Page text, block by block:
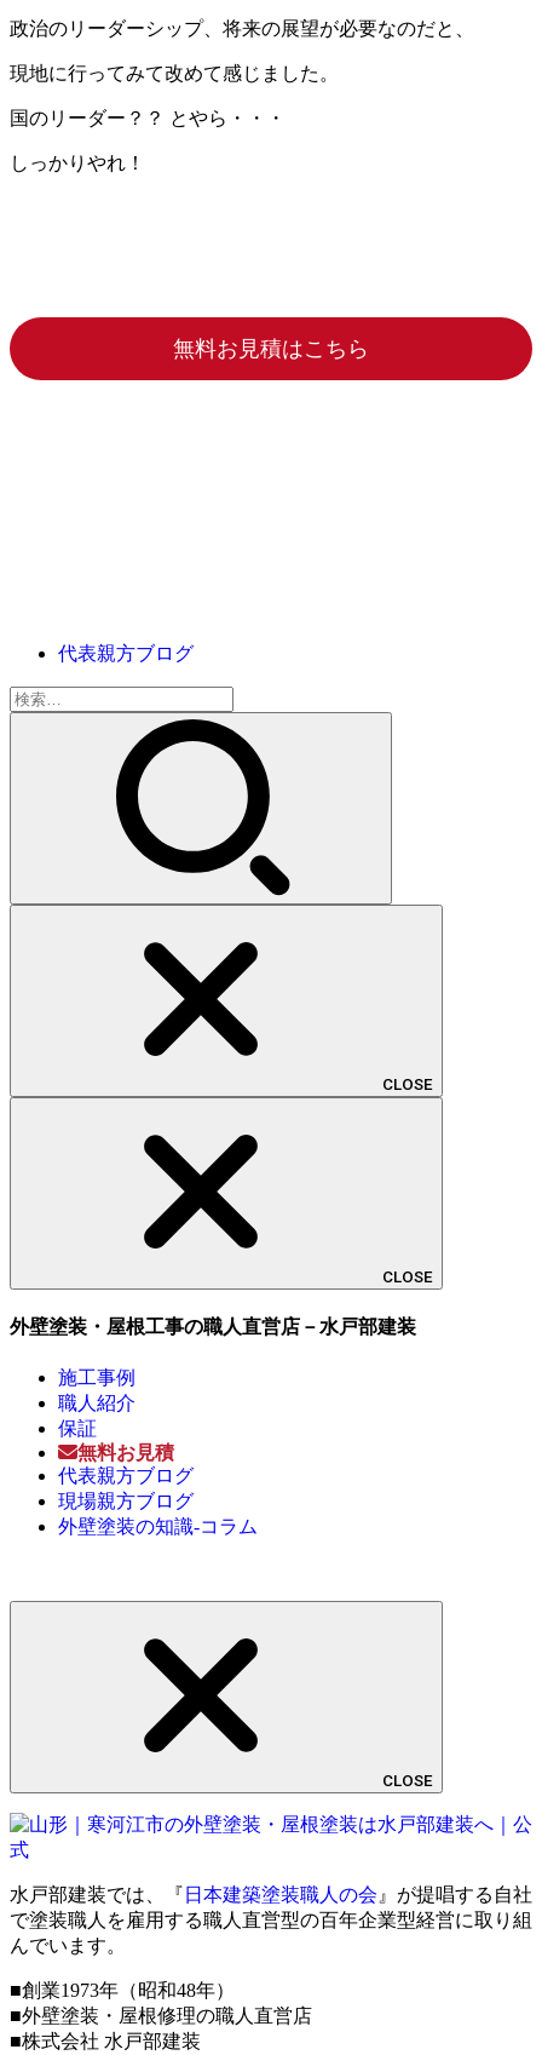
政治のリーダーシップ、将来の展望が必要なのだと、
現地に行ってみて改めて感じました。
国のリーダー？？ とやら・・・
しっかりやれ！
無料お見積はこちら
代表親方ブログ
検
索:
CLOSE
CLOSE
外壁塗装・屋根工事の職人直営店－水戸部建装
施工事例
職人紹介
保証
無料お見積
代表親方ブログ
現場親方ブログ
外壁塗装の知識-コラム
CLOSE
水戸部建装では、『 日本建築塗装職人の会 』が提唱する自社
で塗装職人を雇用する職人直営型の百年企業型経営に取り組
んでいます。
■創業1973年（昭和48年）
■外壁塗装・屋根修理の職人直営店
■株式会社 水戸部建装